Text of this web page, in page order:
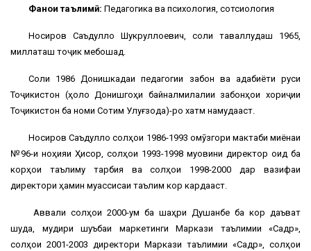
Фанҳои таълимӣ: Педагогика ва психология, сотсиология
Носиров Саъдулло Шукруллоевич, соли таваллудаш 1965,
миллаташ тоҷик мебошад.
Соли 1986 Донишкадаи педагогии забон ва адабиёти руси
Тоҷикистон (ҳоло Донишгоҳи байналмилалии забонҳои хориҷии
Тоҷикистон ба номи Сотим Улуғзода)-ро хатм намудааст.
Носиров Саъдулло солҳои 1986-1993 омӯзгори мактаби миёнаи
№96-и ноҳияи Ҳисор, солҳои 1993-1998 муовини директор оид ба
корҳои таълиму тарбия ва солҳои 1998-2000 дар вазифаи
директори ҳамин муассисаи таълимӣ кор кардааст.
Аввали солҳои 2000-ум ба шаҳри Душанбе ба кор даъват
шуда, мудири шуъбаи маркетинги Маркази таълимии «Садр»,
солҳои 2001-2003 директори Маркази таълимии «Садр», солҳои